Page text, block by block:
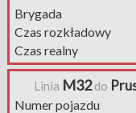
Brygada
Czas rozkładowy
Czas realny
Linia M32do
Numer pojazdu